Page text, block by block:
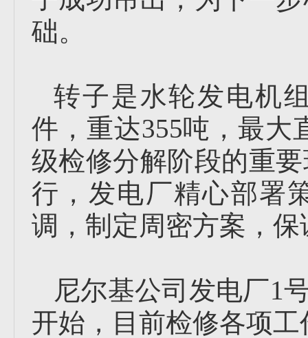
础。
转子是水轮发电机
件，重达355吨，最大
级检修分解阶段的重
行，发电厂精心部署
调，制定周密方案，
尼尔基公司发电厂1
开始，目前检修各项